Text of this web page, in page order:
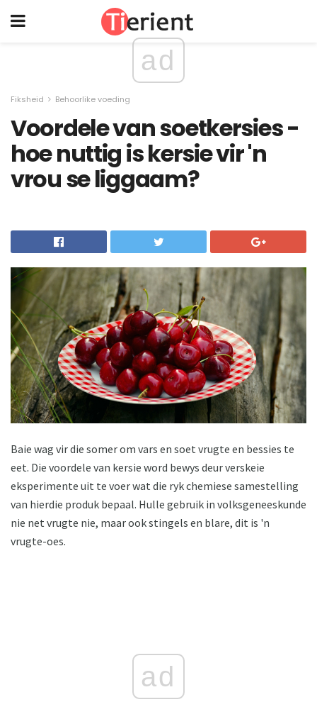
ad
Fiksheid Behoorlike voeding
Voordele van soetkersies -
hoe nuttig is kersie vir 'n
vrou se liggaam?
Baie wag vir die somer om vars en soet vrugte en bessies te
eet. Die voordele van kersie word bewys deur verskeie
eksperimente uit te voer wat die ryk chemiese samestelling
van hierdie produk bepaal. Hulle gebruik in volksgeneeskunde
nie net vrugte nie, maar ook stingels en blare, dit is 'n
vrugte-oes.
ad